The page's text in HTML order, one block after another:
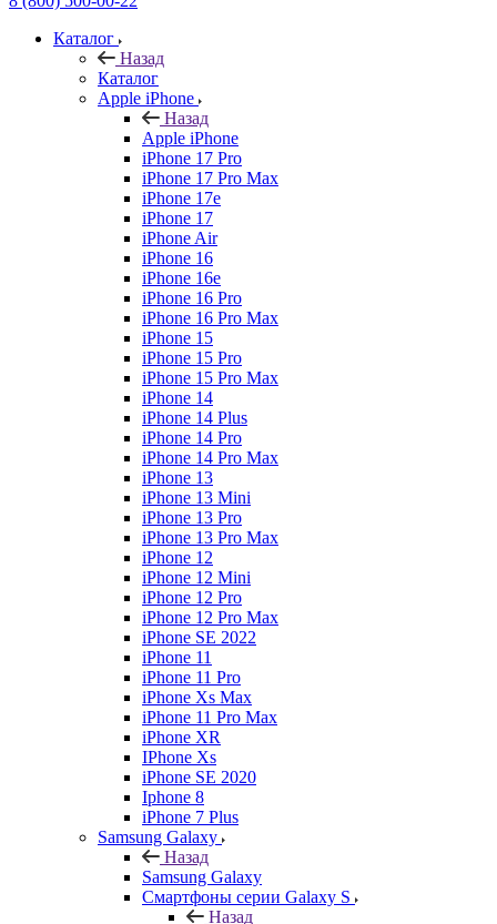
Каталог
Назад
Каталог
Apple iPhone
Назад
Apple iPhone
iPhone 17 Pro
iPhone 17 Pro Max
iPhone 17e
iPhone 17
iPhone Air
iPhone 16
iPhone 16e
iPhone 16 Pro
iPhone 16 Pro Max
iPhone 15
iPhone 15 Pro
iPhone 15 Pro Max
iPhone 14
iPhone 14 Plus
iPhone 14 Pro
iPhone 14 Pro Max
iPhone 13
iPhone 13 Mini
iPhone 13 Pro
iPhone 13 Pro Max
iPhone 12
iPhone 12 Mini
iPhone 12 Pro
iPhone 12 Pro Max
iPhone SE 2022
iPhone 11
iPhone 11 Pro
iPhone Xs Max
iPhone 11 Pro Max
iPhone XR
IPhone Xs
iPhone SE 2020
Iphone 8
iPhone 7 Plus
Samsung Galaxy
Назад
Samsung Galaxy
Смартфоны серии Galaxy S
Назад